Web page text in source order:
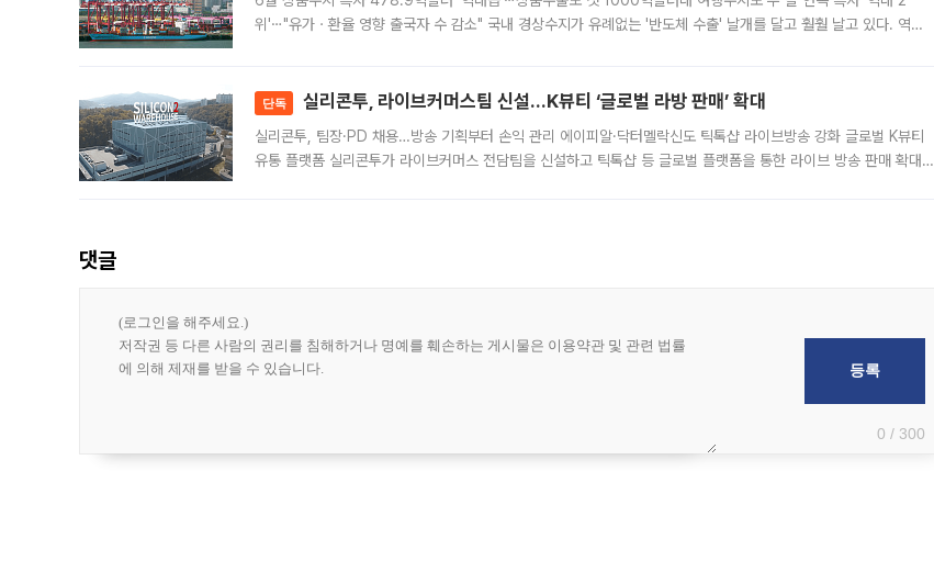
위'⋯"유가ㆍ환율 영향 출국자 수 감소" 국내 경상수지가 유례없는 '반도체 수출' 날개를 달고 훨훨 날고 있다. 역대
단독 실리콘투, 라이브커머스팀 신설…K뷰티 ‘글로벌 라방 판매’ 확대
실리콘투, 팀장·PD 채용…방송 기획부터 손익 관리 에이피알·닥터멜락신도 틱톡샵 라이브방송 강화 글로벌 K뷰티
유통 플랫폼 실리콘투가 라이브커머스 전담팀을 신설하고 틱톡샵 등 글로벌 플랫폼을 통한 라이브 방송 판매 확대에
댓글
0 / 300